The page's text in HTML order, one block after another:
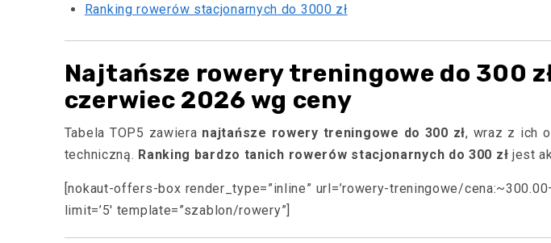
Ranking rowerów stacjonarnych do 3000 zł
Najtańsze rowery treningowe do 300
czerwiec 2026 wg ceny
Tabela TOP5 zawiera najtańsze rowery treningowe do 300 zł, wraz z ich
techniczną. Ranking bardzo tanich rowerów stacjonarnych do 300 zł jest
[nokaut-offers-box render_type=”inline” url=’rowery-treningowe/
limit=’5′ template=”szablon/rowery”]